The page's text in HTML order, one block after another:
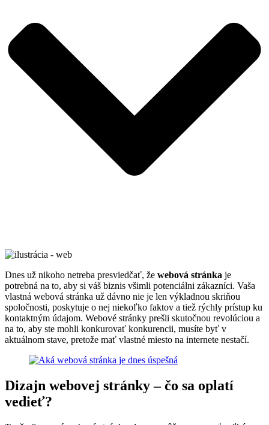
Dnes už nikoho netreba presviedčať, že webová stránka je
potrebná na to, aby si váš biznis všimli potenciálni zákazníci. Vaša
vlastná webová stránka už dávno nie je len výkladnou skriňou
spoločnosti, poskytuje o nej niekoľko faktov a tiež rýchly prístup ku
kontaktným údajom. Webové stránky prešli skutočnou revolúciou a
na to, aby ste mohli konkurovať konkurencii, musíte byť v
aktuálnom stave, pretože mať vlastné miesto na internete nestačí.
Dizajn webovej stránky – čo sa oplatí
vedieť?